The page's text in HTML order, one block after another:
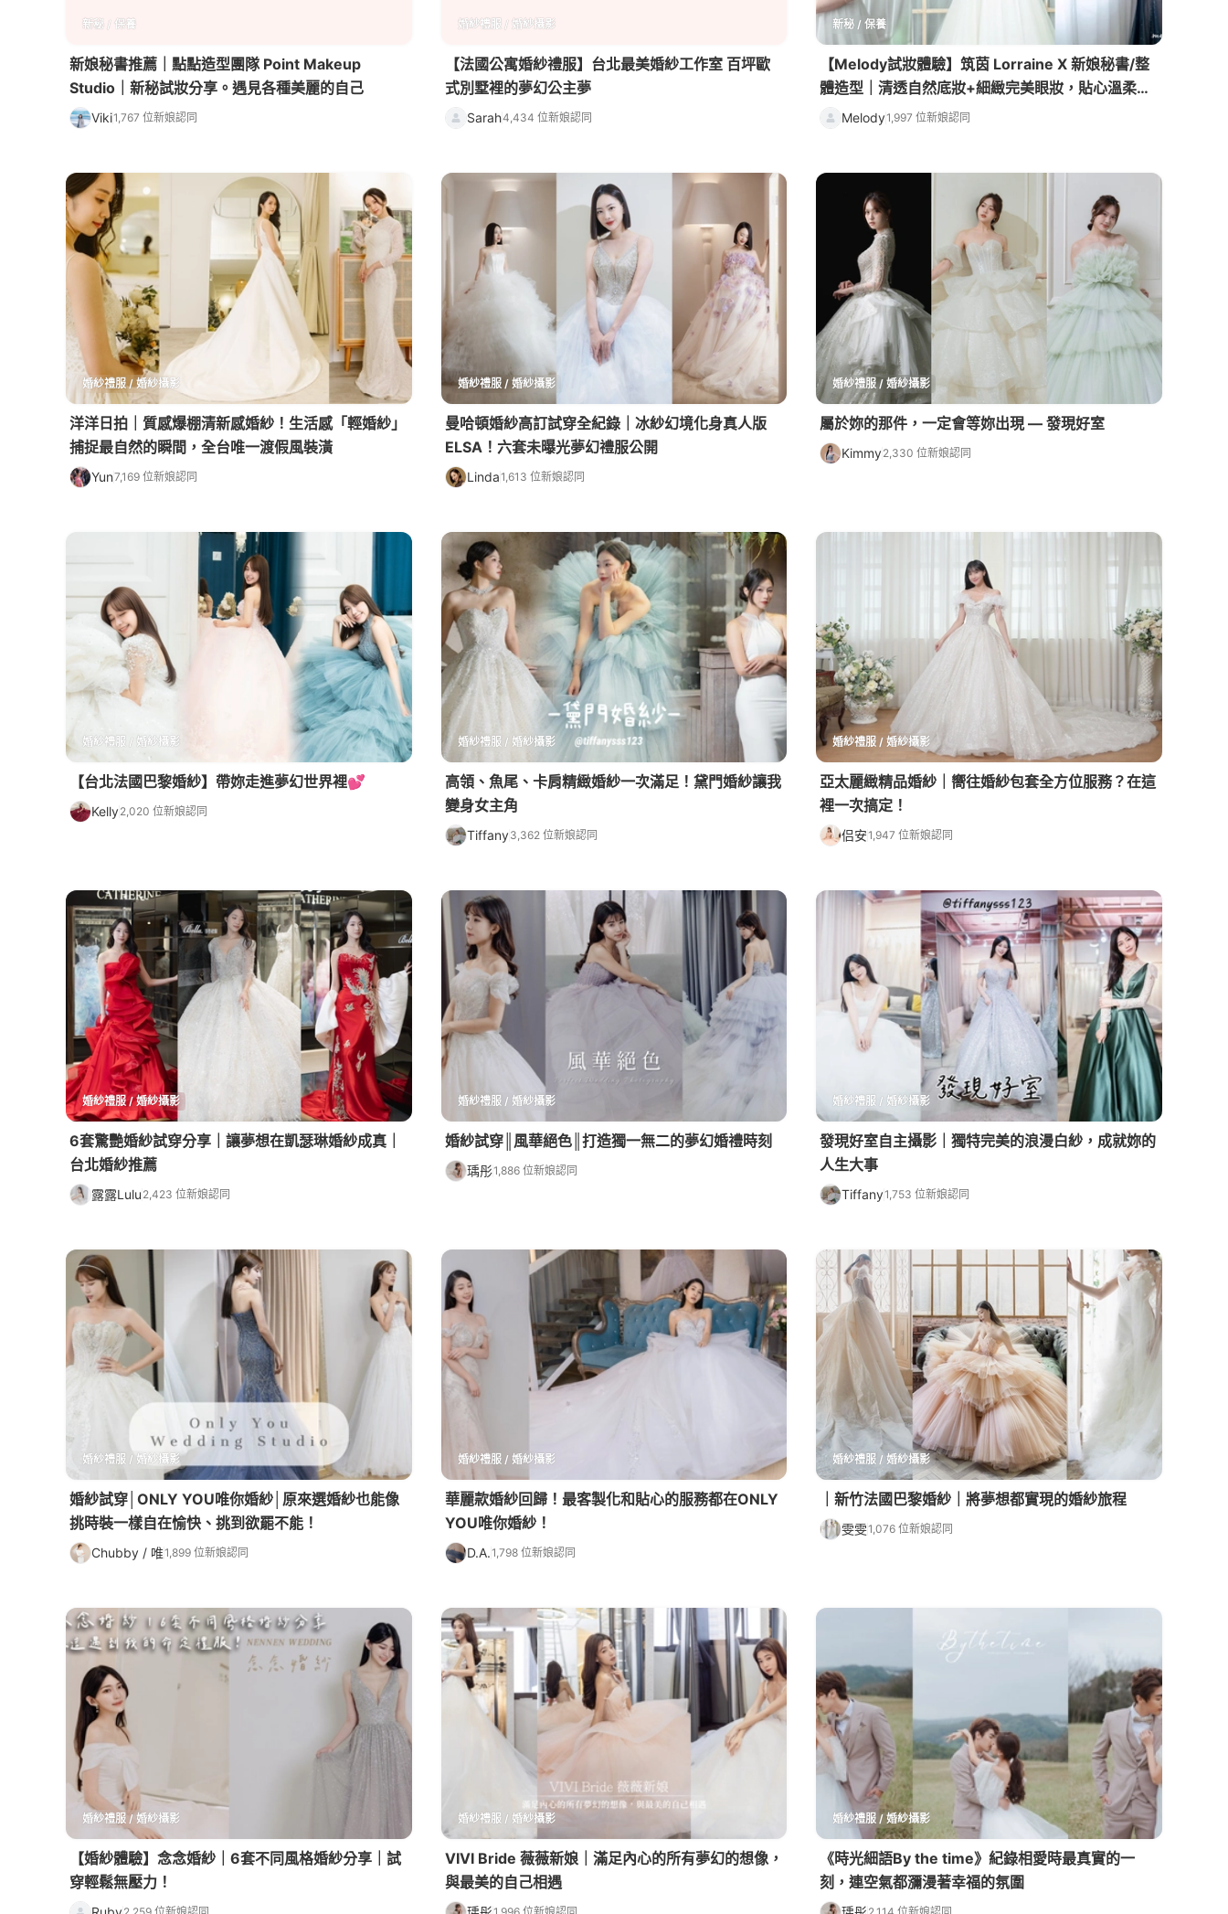
新秘 / 保養
新娘秘書推薦｜點點造型團隊 Point Makeup
Studio｜新秘試妝分享。遇見各種美麗的自己
Viki1,767 位新娘認同
婚紗禮服 / 婚紗攝影
【法國公寓婚紗禮服】台北最美婚紗工作室 百坪歐
式別墅裡的夢幻公主夢
Sarah4,434 位新娘認同
新秘 / 保養
【Melody試妝體驗】筑茵 Lorraine X 新娘秘書/整
體造型｜清透自然底妝+細緻完美眼妝，貼心溫柔的
打造質感妝容，讓我自在美麗做自己！
Melody1,997 位新娘認同
婚紗禮服 / 婚紗攝影
洋洋日拍｜質感爆棚清新感婚紗！生活感「輕婚紗」
捕捉最自然的瞬間，全台唯一渡假風裝潢
Yun7,169 位新娘認同
婚紗禮服 / 婚紗攝影
曼哈頓婚紗高訂試穿全紀錄｜冰紗幻境化身真人版
ELSA！六套未曝光夢幻禮服公開
Linda1,613 位新娘認同
婚紗禮服 / 婚紗攝影
屬於妳的那件，一定會等妳出現 — 發現好室
Kimmy2,330 位新娘認同
婚紗禮服 / 婚紗攝影
【台北法國巴黎婚紗】帶妳走進夢幻世界裡💕
Kelly2,020 位新娘認同
婚紗禮服 / 婚紗攝影
高領、魚尾、卡肩精緻婚紗一次滿足！黛門婚紗讓我
變身女主角
Tiffany3,362 位新娘認同
婚紗禮服 / 婚紗攝影
亞太麗緻精品婚紗｜嚮往婚紗包套全方位服務？在這
裡一次搞定！
侣安1,947 位新娘認同
婚紗禮服 / 婚紗攝影
6套驚艷婚紗試穿分享｜讓夢想在凱瑟琳婚紗成真｜
台北婚紗推薦
露露Lulu 2,423 位新娘認同
婚紗禮服 / 婚紗攝影
婚紗試穿║風華絕色║打造獨一無二的夢幻婚禮時刻
瑀彤1,886 位新娘認同
婚紗禮服 / 婚紗攝影
發現好室自主攝影｜獨特完美的浪漫白紗，成就妳的
人生大事
Tiffany1,753 位新娘認同
婚紗禮服 / 婚紗攝影
婚紗試穿│ONLY YOU唯你婚紗│原來選婚紗也能像
挑時裝一樣自在愉快、挑到欲罷不能！
Chubby / 唯1,899 位新娘認同
婚紗禮服 / 婚紗攝影
華麗款婚紗回歸！最客製化和貼心的服務都在ONLY
YOU唯你婚紗！
D.A.1,798 位新娘認同
婚紗禮服 / 婚紗攝影
｜新竹法國巴黎婚紗｜將夢想都實現的婚紗旅程
雯雯1,076 位新娘認同
婚紗禮服 / 婚紗攝影
【婚紗體驗】念念婚紗｜6套不同風格婚紗分享｜試
穿輕鬆無壓力！
2,259 位新娘認同
婚紗禮服 / 婚紗攝影
VIVI Bride 薇薇新娘｜滿足內心的所有夢幻的想像，
與最美的自己相遇
1,996 位新娘認同
婚紗禮服 / 婚紗攝影
《時光細語By the time》紀錄相愛時最真實的一
刻，連空氣都瀰漫著幸福的氛圍
2,114 位新娘認同